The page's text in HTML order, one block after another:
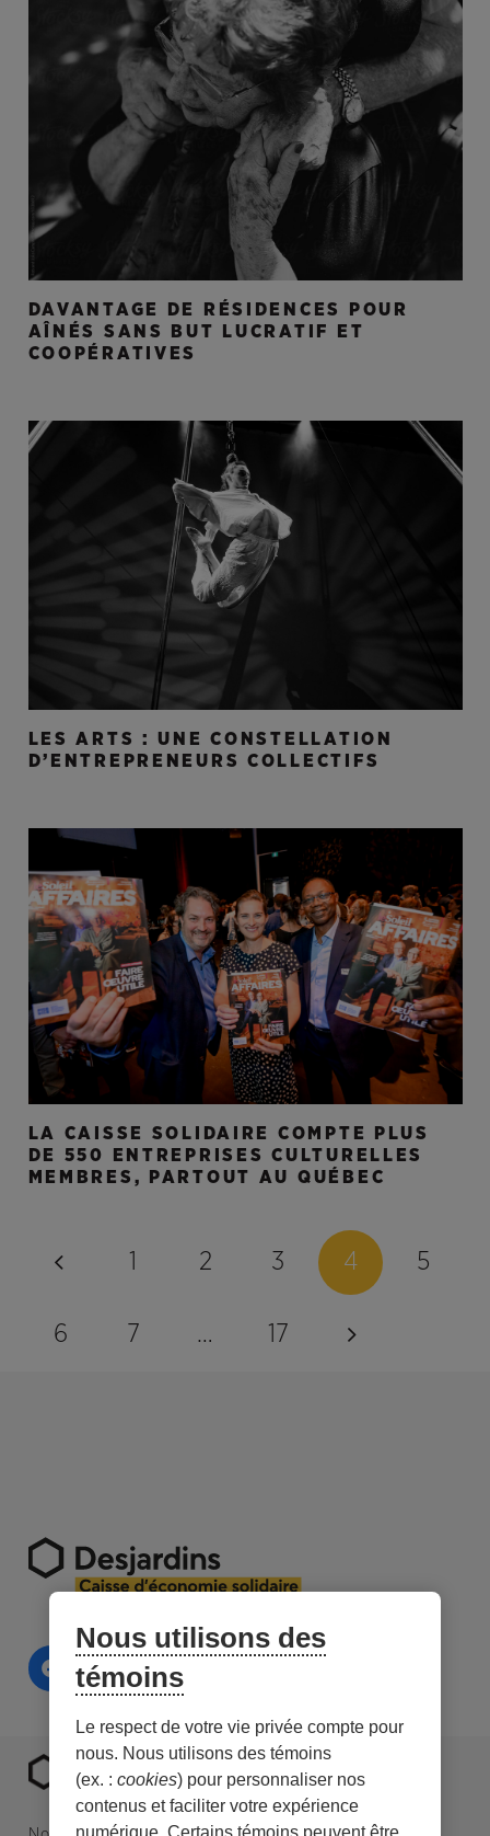
DAVANTAGE DE RÉSIDENCES POUR
AÎNÉS SANS BUT LUCRATIF ET
COOPÉRATIVES
LES ARTS : UNE CONSTELLATION
D’ENTREPRENEURS COLLECTIFS
LA CAISSE SOLIDAIRE COMPTE PLUS
DE 550 ENTREPRISES CULTURELLES
MEMBRES, PARTOUT AU QUÉBEC
1 2 3 4 5
6 7 … 17
Nous utilisons des
témoins
Le respect de votre vie privée compte pour
nous. Nous utilisons des témoins
(ex. : cookies) pour personnaliser nos
contenus et faciliter votre expérience
numérique. Certains témoins peuvent être